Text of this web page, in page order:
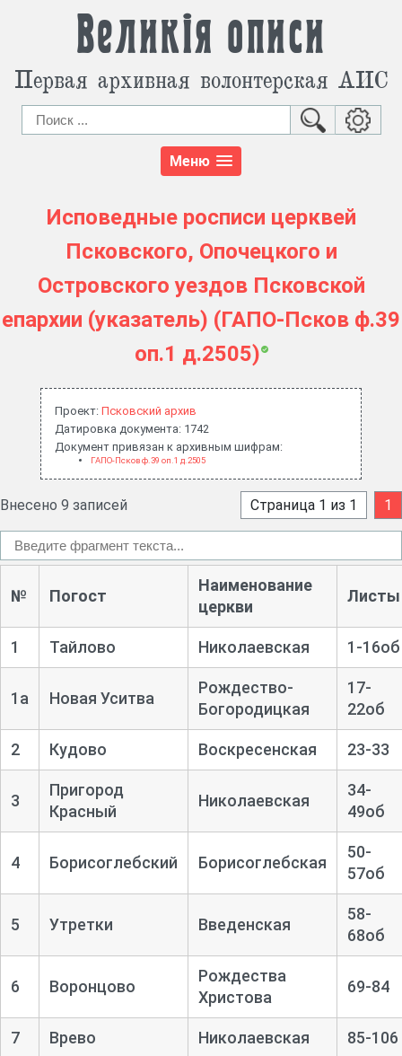
Великія описи
Первая архивная волонтерская АИС
Меню
Исповедные росписи церквей
Псковского, Опочецкого и
Островского уездов Псковской
епархии (указатель) (ГАПО-Псков ф.39
оп.1 д.2505)
Проект: Псковский архив
Датировка документа: 1742
Документ привязан к архивным шифрам:
ГАПО-Псков ф.39 оп.1 д.2505
Внесено 9 записей Страница 1 из 1 1
№ Погост
Наименование
церкви
Листы
1 Тайлово Николаевская 1-16об
1а Новая Уситва
Рождество-
Богородицкая
17-
22об
2 Кудово Воскресенская 23-33
3
Пригород
Красный
Николаевская
34-
49об
4 Борисоглебский Борисоглебская
50-
57об
5 Утретки Введенская
58-
68об
6 Воронцово
Рождества
Христова
69-84
7 Врево Николаевская 85-106